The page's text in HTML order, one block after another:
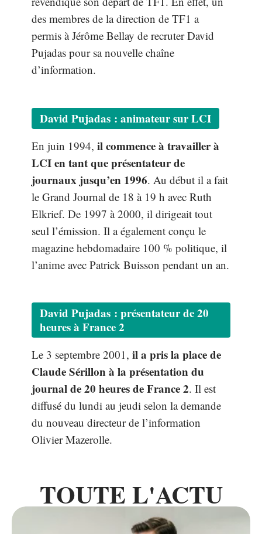
des membres de la direction de TF1 a
permis à Jérôme Bellay de recruter David
Pujadas pour sa nouvelle chaîne
d’information.
David Pujadas : animateur sur LCI
En juin 1994, il commence à travailler à
LCI en tant que présentateur de
journaux jusqu’en 1996. Au début il a fait
le Grand Journal de 18 à 19 h avec Ruth
Elkrief. De 1997 à 2000, il dirigeait tout
seul l’émission. Il a également conçu le
magazine hebdomadaire 100 % politique, il
l’anime avec Patrick Buisson pendant un an.
David Pujadas : présentateur de 20
heures à France 2
Le 3 septembre 2001, il a pris la place de
Claude Sérillon à la présentation du
journal de 20 heures de France 2. Il est
diffusé du lundi au jeudi selon la demande
du nouveau directeur de l’information
Olivier Mazerolle.
TOUTE L'ACTU